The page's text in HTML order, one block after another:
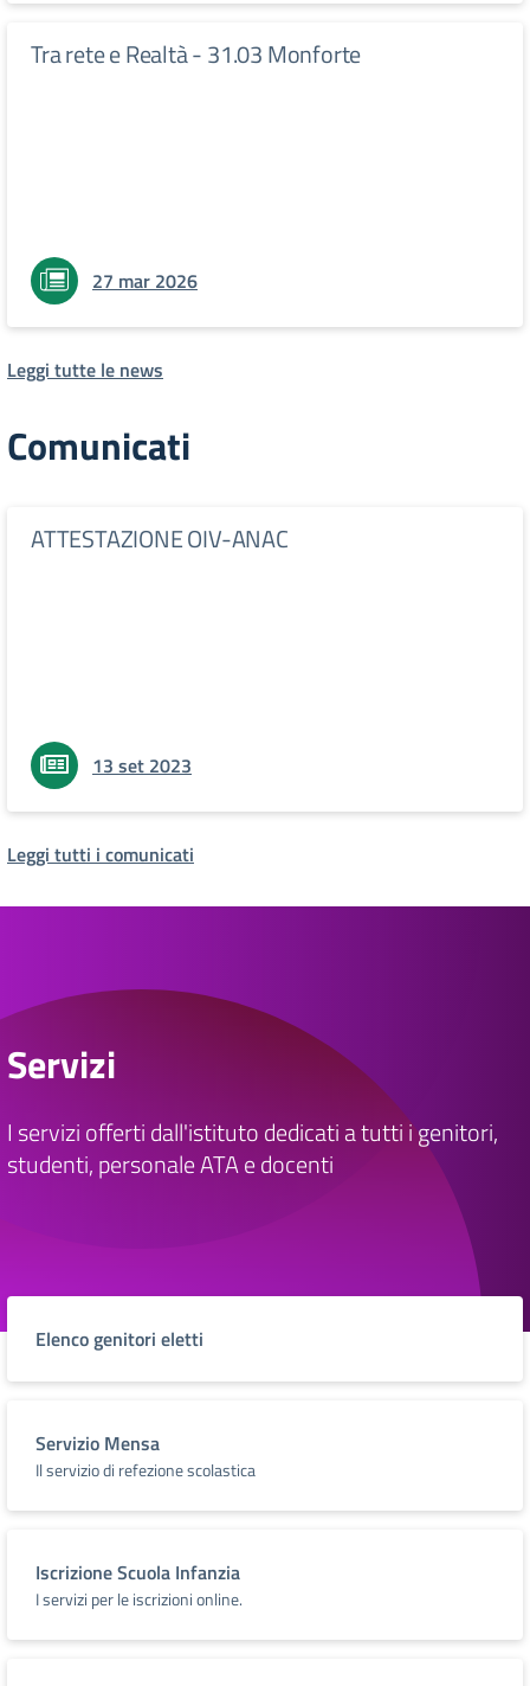
Tra rete e Realtà - 31.03 Monforte
27 mar 2026
Leggi tutte le news
Comunicati
ATTESTAZIONE OIV-ANAC
13 set 2023
Leggi tutti i comunicati
Servizi
I servizi offerti dall'istituto dedicati a tutti i genitori,
studenti, personale ATA e docenti
Elenco genitori eletti
Servizio Mensa
Il servizio di refezione scolastica
Iscrizione Scuola Infanzia
I servizi per le iscrizioni online.